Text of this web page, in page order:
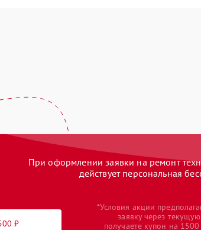
При оформлении заявки на ремонт
действует персональная
₽
*Условия акции
заявку через
получаете купон на